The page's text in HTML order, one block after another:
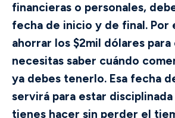
financieras o personales,
fecha de inicio y de final. Por
ahorrar los $2mil dólares
necesitas saber cuándo
ya debes tenerlo. Esa fecha
servirá para estar
tienes hacer sin perder el